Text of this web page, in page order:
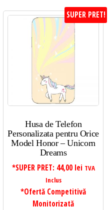
SUPER PRET!
Husa de Telefon
Personalizata pentru Orice
Model Honor – Unicorn
Dreams
*SUPER PRET: 44,00 lei TVA
Inclus
*Ofertă Competitivă
Monitorizată